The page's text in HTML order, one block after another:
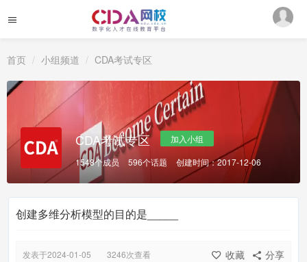
首页 小组频道 CDA考试专区
CDA考试专区
加入小组
1548个成员
596个话题 创建时间：2017-12-06
创建多维分析模型的目的是_____
分享
收藏
发表于2024-01-05 3246次查看